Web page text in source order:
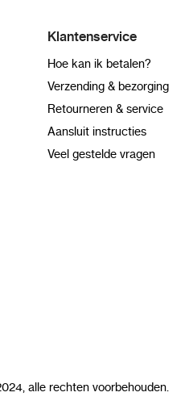
Klantenservice
Hoe kan ik betalen?
Verzending & bezorging
Retourneren & service
Aansluit instructies
Veel gestelde vragen
alle rechten voorbehouden.